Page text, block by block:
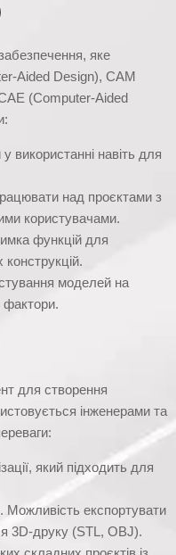
яке
Aided Design), CAM
(Computer-Aided
використанні навіть для
над проєктами з
користувачами.
функцій для
моделей на
фактори.
для створення
інженерами та
який підходить для
Можливість експортувати
3D-друку (STL, OBJ).